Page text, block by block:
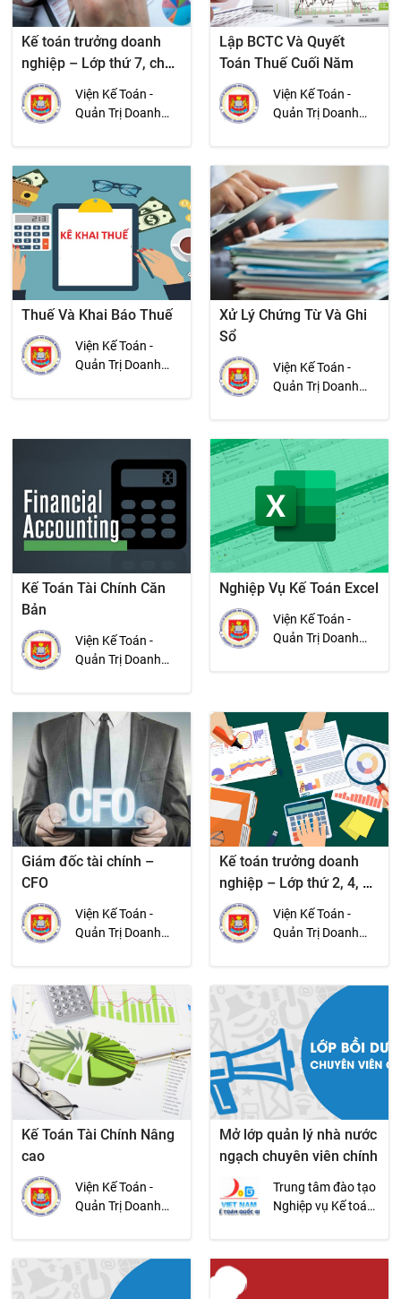
Kế toán trưởng doanh
nghiệp – Lớp thứ 7, chủ
nhật
Viện Kế Toán -
Quản Trị Doanh
Lập BCTC Và Quyết
Toán Thuế Cuối Năm
Viện Kế Toán -
Quản Trị Doanh
Thuế Và Khai Báo Thuế
Viện Kế Toán -
Quản Trị Doanh
Xử Lý Chứng Từ Và Ghi
Sổ
Viện Kế Toán -
Quản Trị Doanh
Kế Toán Tài Chính Căn
Bản
Viện Kế Toán -
Quản Trị Doanh
Nghiệp Vụ Kế Toán Excel
Viện Kế Toán -
Quản Trị Doanh
Giám đốc tài chính –
CFO
Viện Kế Toán -
Quản Trị Doanh
Kế toán trưởng doanh
nghiệp – Lớp thứ 2, 4, 6,
Chủ nhật
Viện Kế Toán -
Quản Trị Doanh
Kế Toán Tài Chính Nâng
cao
Viện Kế Toán -
Quản Trị Doanh
Mở lớp quản lý nhà nước
ngạch chuyên viên chính
Trung tâm đào tạo
Nghiệp vụ Kế toán